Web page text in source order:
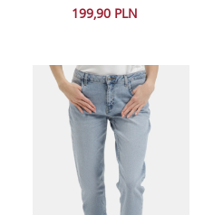
199,90 PLN